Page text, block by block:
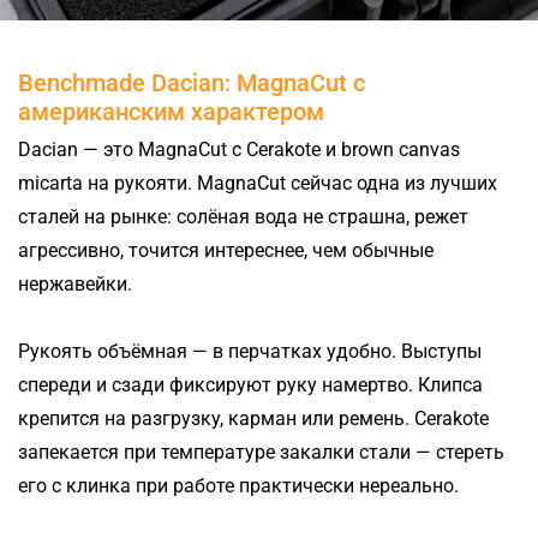
Benchmade Dacian: MagnaCut с
американским характером
Dacian — это MagnaCut с Cerakote и brown canvas
micarta на рукояти. MagnaCut сейчас одна из лучших
сталей на рынке: солёная вода не страшна, режет
агрессивно, точится интереснее, чем обычные
нержавейки.
Рукоять объёмная — в перчатках удобно. Выступы
спереди и сзади фиксируют руку намертво. Клипса
крепится на разгрузку, карман или ремень. Cerakote
запекается при температуре закалки стали — стереть
его с клинка при работе практически нереально.